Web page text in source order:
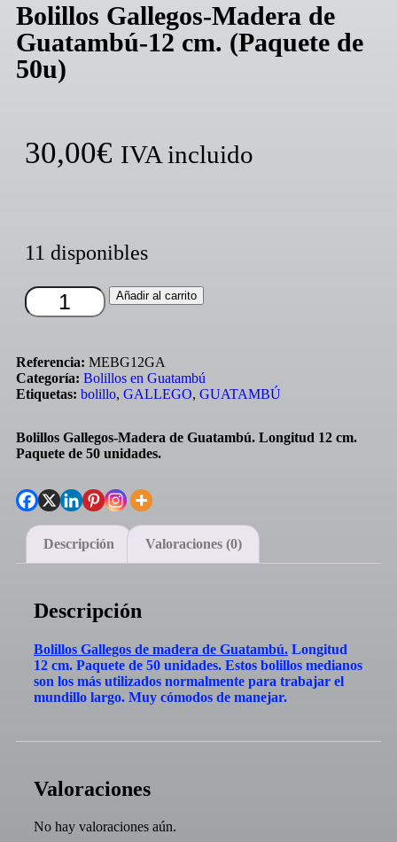
Bolillos Gallegos-Madera de
Guatambú-12 cm. (Paquete de
50u)
30,00€ IVA incluido
11 disponibles
Añadir al carrito
Referencia: MEBG12GA
Categoría: Bolillos en Guatambú
Etiquetas: bolillo, GALLEGO, GUATAMBÚ
Bolillos Gallegos-Madera de Guatambú. Longitud 12 cm.
Paquete de 50 unidades.
Descripción Valoraciones (0)
Descripción
Bolillos Gallegos de madera de Guatambú. Longitud
12 cm. Paquete de 50 unidades. Estos bolillos medianos
son los más utilizados normalmente para trabajar el
mundillo largo. Muy cómodos de manejar.
Valoraciones
No hay valoraciones aún.